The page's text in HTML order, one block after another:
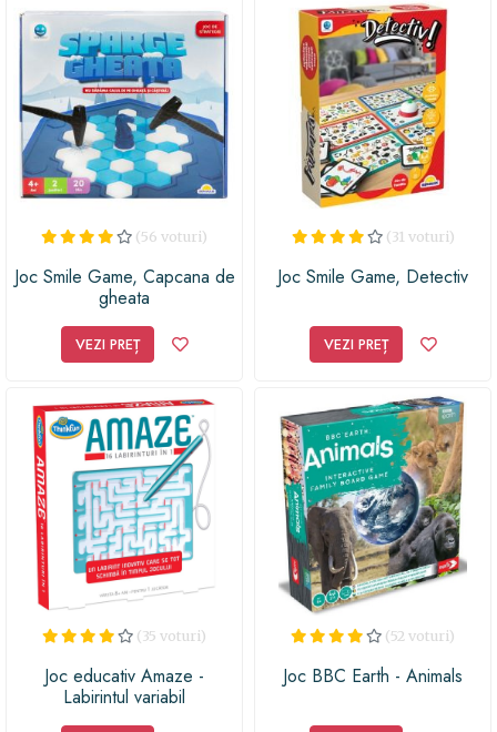
(56 voturi)
Joc Smile Game, Capcana de
gheata
VEZI PREȚ
(31 voturi)
Joc Smile Game, Detectiv
VEZI PREȚ
(35 voturi)
Joc educativ Amaze -
Labirintul variabil
(52 voturi)
Joc BBC Earth - Animals